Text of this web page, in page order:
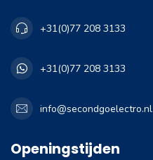
+31(0)77 208 3133
+31(0)77 208 3133
info@secondgoelectro.nl
Openingstijden